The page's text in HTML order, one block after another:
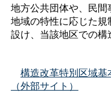
地方公共団体や、民間
地域の特性に応じた
設け、当該地区での構
構造改革特別区域基
（外部サイト）